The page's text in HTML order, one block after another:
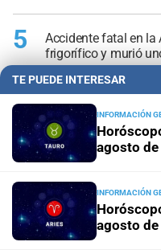
5
Accidente fatal en
frigorífico y murió
TE PUEDE INTERESAR
INFORMACIÓN
agosto
INFORMACIÓN
agosto